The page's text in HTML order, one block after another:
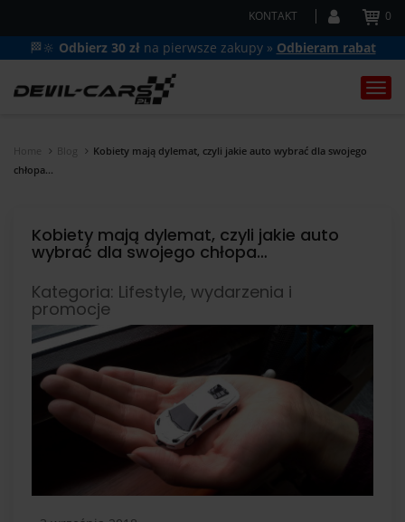
KONTAKT 0
🏁🔆 Odbierz 30 zł na pierwsze zakupy » Odbieram rabat
Home Blog
Kobiety mają dylemat, czyli jakie auto wybrać dla swojego
chłopa…
Kobiety mają dylemat, czyli jakie auto
wybrać dla swojego chłopa…
Kategoria: Lifestyle, wydarzenia i
promocje